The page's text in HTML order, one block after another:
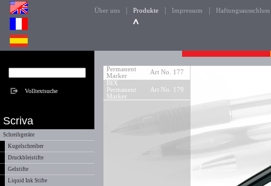
Über uns Produkte Impressum Haftungsausschluss
Scriva
Schreibgeräte
Kugelschreiber
Druckbleistifte
Gelstifte
Liquid Ink Stifte
Permanent
Marker
Art No. 177
BIX
Permanent
Marker
Art No. 179